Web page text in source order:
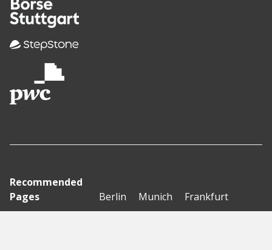
Recommended
Pages
Berlin Munich
Frankfurt